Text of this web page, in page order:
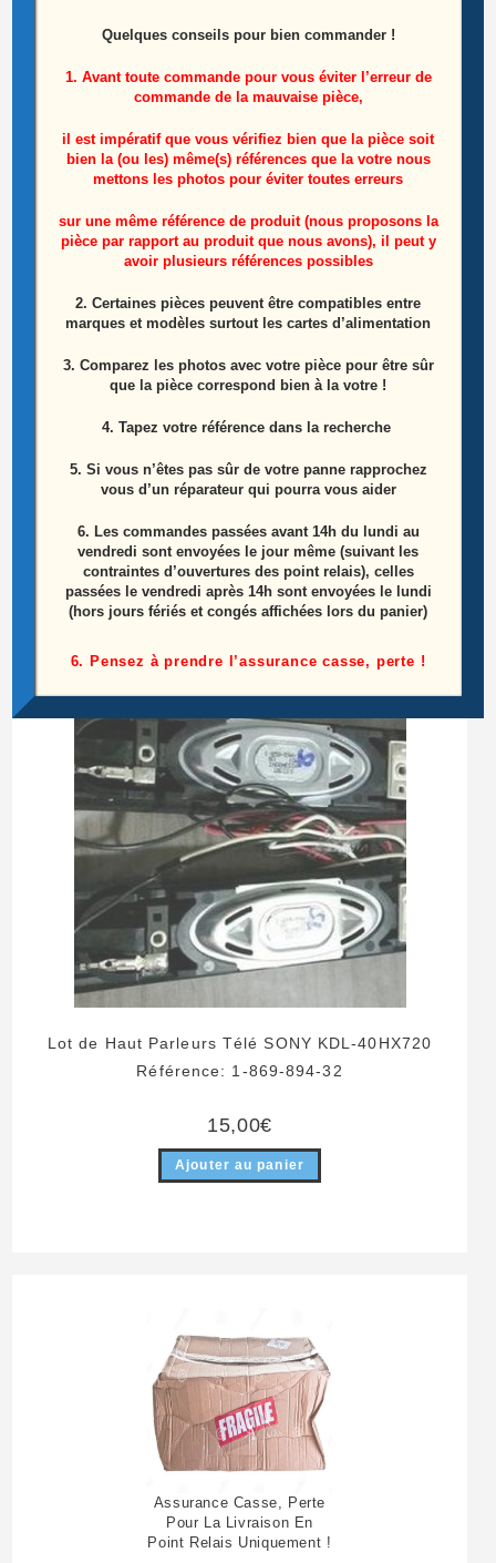
Référence: J20H098
10,00€
Ensemble Haut Parleurs Télé Sony KDL-
40EX600 Référence: 1-826-873-42
15,00€
Lot de Haut Parleurs Télé SONY KDL-40HX720
Référence: 1-869-894-32
15,00€
Ajouter au panier
Assurance Casse, Perte
Pour La Livraison En
Point Relais Uniquement !
Quelques conseils pour bien commander !
1. Avant toute commande pour vous éviter l’erreur de
commande de la mauvaise pièce,
il est impératif que vous vérifiez bien que la pièce soit
bien la (ou les) même(s) références que la votre nous
mettons les photos pour éviter toutes erreurs
sur une même référence de produit (nous proposons la
pièce par rapport au produit que nous avons), il peut y
avoir plusieurs références possibles
2. Certaines pièces peuvent être compatibles entre
marques et modèles surtout les cartes d’alimentation
3. Comparez les photos avec votre pièce pour être sûr
que la pièce correspond bien à la votre !
4. Tapez votre référence dans la recherche
5. Si vous n’êtes pas sûr de votre panne rapprochez
vous d’un réparateur qui pourra vous aider
6. Les commandes passées avant 14h du lundi au
vendredi sont envoyées le jour même (suivant les
contraintes d’ouvertures des point relais), celles
passées le vendredi après 14h sont envoyées le lundi
(hors jours fériés et congés affichées lors du panier)
6. Pensez à prendre l’assurance casse, perte !